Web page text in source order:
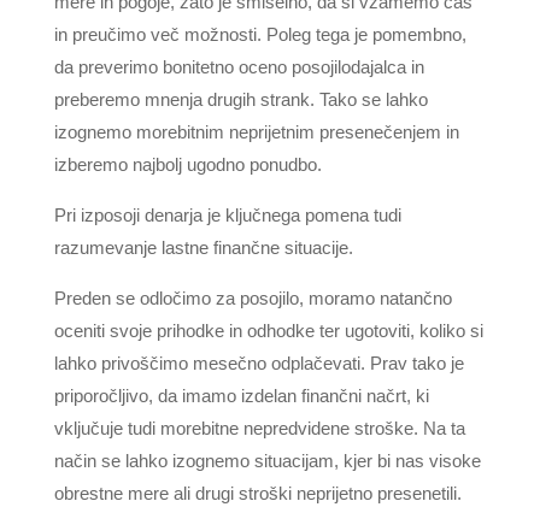
in preučimo več možnosti. Poleg tega je pomembno,
da preverimo bonitetno oceno posojilodajalca in
preberemo mnenja drugih strank. Tako se lahko
izognemo morebitnim neprijetnim presenečenjem in
izberemo najbolj ugodno ponudbo.
Pri izposoji denarja je ključnega pomena tudi
razumevanje lastne finančne situacije.
Preden se odločimo za posojilo, moramo natančno
oceniti svoje prihodke in odhodke ter ugotoviti, koliko si
lahko privoščimo mesečno odplačevati. Prav tako je
priporočljivo, da imamo izdelan finančni načrt, ki
vključuje tudi morebitne nepredvidene stroške. Na ta
način se lahko izognemo situacijam, kjer bi nas visoke
obrestne mere ali drugi stroški neprijetno presenetili.